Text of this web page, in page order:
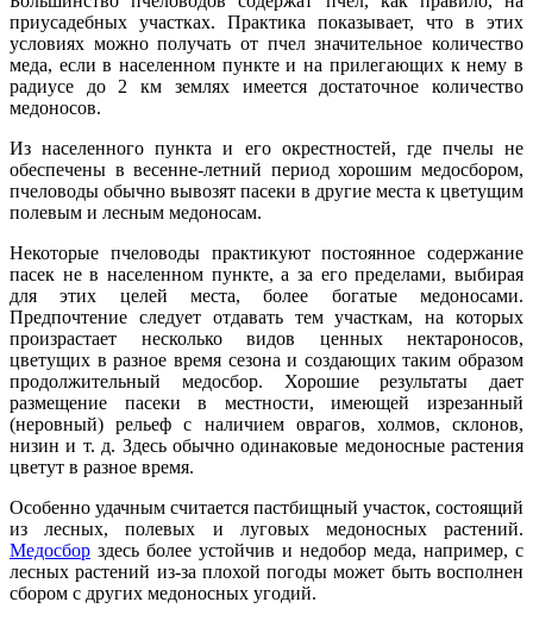
приусадебных участках. Практика показывает, что в этих
условиях можно получать от пчел значительное количество
меда, если в населенном пункте и на прилегающих к нему в
радиусе до 2 км землях имеется достаточное количество
медоносов.
Из населенного пункта и его окрестностей, где пчелы не
обеспечены в весенне-летний период хорошим медосбором,
пчеловоды обычно вывозят пасеки в другие места к цветущим
полевым и лесным медоносам.
Некоторые пчеловоды практикуют постоянное содержание
пасек не в населенном пункте, а за его пределами, выбирая
для этих целей места, более богатые медоносами.
Предпочтение следует отдавать тем участкам, на которых
произрастает несколько видов ценных нектароносов,
цветущих в разное время сезона и создающих таким образом
продолжительный медосбор. Хорошие результаты дает
размещение пасеки в местности, имеющей изрезанный
(неровный) рельеф с наличием оврагов, холмов, склонов,
низин и т. д. Здесь обычно одинаковые медоносные растения
цветут в разное время.
Особенно удачным считается пастбищный участок, состоящий
из лесных, полевых и луговых медоносных растений.
Медосбор здесь более устойчив и недобор меда, например, с
лесных растений из-за плохой погоды может быть восполнен
сбором с других медоносных угодий.